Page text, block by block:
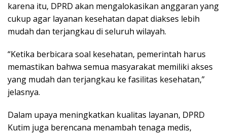
karena itu, DPRD akan mengalokasikan anggaran yang
cukup agar layanan kesehatan dapat diakses lebih
mudah dan terjangkau di seluruh wilayah.
“Ketika berbicara soal kesehatan, pemerintah harus
memastikan bahwa semua masyarakat memiliki akses
yang mudah dan terjangkau ke fasilitas kesehatan,”
jelasnya.
Dalam upaya meningkatkan kualitas layanan, DPRD
Kutim juga berencana menambah tenaga medis,